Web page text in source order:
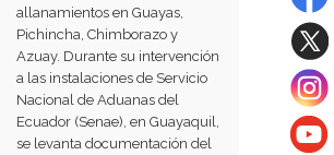
allanamientos en Guayas,
Pichincha, Chimborazo y
Azuay. Durante su intervención
a las instalaciones de Servicio
Nacional de Aduanas del
Ecuador (Senae), en Guayaquil,
se levanta documentación del